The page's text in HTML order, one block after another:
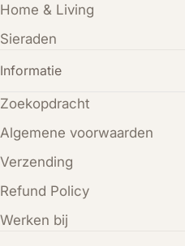
Home & Living
Sieraden
Informatie
Zoekopdracht
Algemene voorwaarden
Verzending
Refund Policy
Werken bij